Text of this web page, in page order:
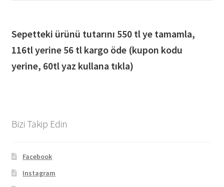
Sepetteki ürünü tutarını 550 tl ye tamamla,
116tl yerine 56 tl kargo öde (kupon kodu
yerine, 60tl yaz kullana tıkla)
Bizi Takip Edin
Facebook
Instagram